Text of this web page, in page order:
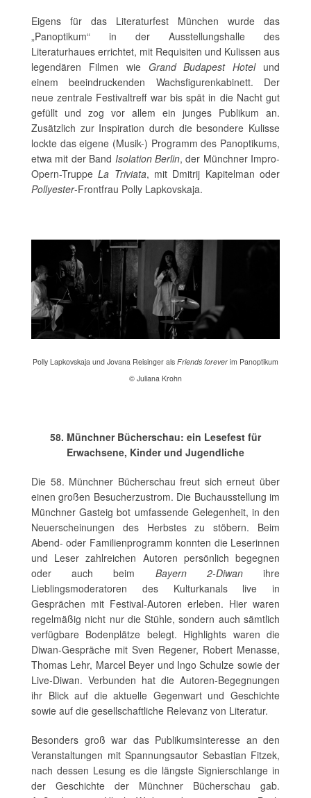
Eigens für das Literaturfest München wurde das
„Panoptikum“ in der Ausstellungshalle des
Literaturhaues errichtet, mit Requisiten und Kulissen aus
legendären Filmen wie Grand Budapest Hotelund
einem beeindruckenden Wachsfigurenkabinett. Der
neue zentrale Festivaltreff war bis spät in die Nacht gut
gefüllt und zog vor allem ein junges Publikum an.
Zusätzlich zur Inspiration durch die besondere Kulisse
lockte das eigene (Musik-) Programm des Panoptikums,
etwa mit der Band Isolation Berlin, der Münchner Impro-
Opern-TruppeLa Triviata, mit Dmitrij Kapitelman oder
Pollyester-Frontfrau Polly Lapkovskaja.
Polly Lapkovskaja und Jovana Reisinger als Friends forever im Panoptikum
© Juliana Krohn
58. Münchner Bücherschau: ein Lesefest für
Erwachsene, Kinder und Jugendliche
Die 58. Münchner Bücherschau freut sich erneut über
einen großen Besucherzustrom. Die Buchausstellung im
Münchner Gasteig bot umfassende Gelegenheit, in den
Neuerscheinungen des Herbstes zu stöbern. Beim
Abend- oder Familienprogramm konnten die Leserinnen
und Leser zahlreichen Autoren persönlich begegnen
oder auch beim Bayern 2-Diwanihre
Lieblingsmoderatoren des Kulturkanals live in
Gesprächen mit Festival-Autoren erleben. Hier waren
regelmäßig nicht nur die Stühle, sondern auch sämtlich
verfügbare Bodenplätze belegt. Highlights waren die
Diwan-Gespräche mit Sven Regener, Robert Menasse,
Thomas Lehr, Marcel Beyer und Ingo Schulze sowie der
Live-Diwan. Verbunden hat die Autoren-Begegnungen
ihr Blick auf die aktuelle Gegenwart und Geschichte
sowie auf die gesellschaftliche Relevanz von Literatur.
Besonders groß war das Publikumsinteresse an den
Veranstaltungen mit Spannungsautor Sebastian Fitzek,
nach dessen Lesung es die längste Signierschlange in
der Geschichte der Münchner Bücherschau gab.